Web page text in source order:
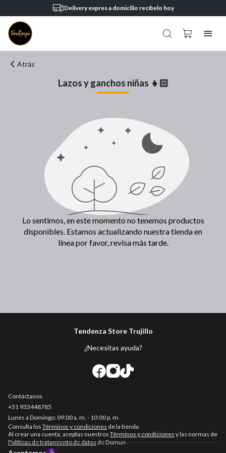
Delivery expres a domicilio recíbelo hoy
Atrás
Lazos y ganchos niñas 👧🏻
Lo sentimos, en este momento no tenemos productos
disponibles. Estamos actualizando nuestra tienda en
línea por favor, revisa más tarde.
Tendenza Store Trujillo
¿Necesitas ayuda?
Contáctanos
+51 933448785
Consulta los Términos y condiciones de la tienda.
Al crear una cuenta, aceptas nuestros Términos y condiciones y las normas de
Políticas de tratamiento de datosde Domun